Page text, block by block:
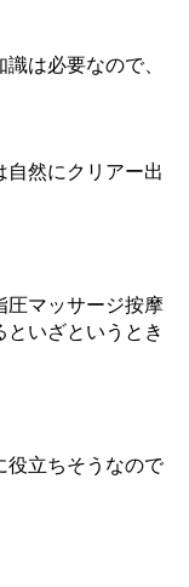
は必要なので、
自然にクリアー出
圧マッサージ按摩
いざというとき
役立ちそうなので